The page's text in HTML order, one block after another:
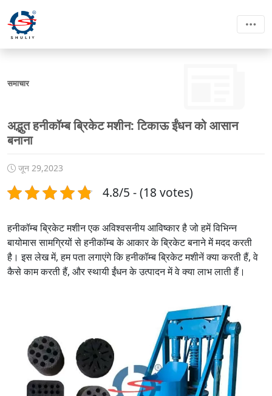
समाचार
अद्भुत हनीकॉम्ब ब्रिकेट मशीन: टिकाऊ ईंधन को आसान
बनाना
जून 29,2023
4.8/5 - (18 votes)
हनीकॉम्ब ब्रिकेट मशीन एक अविश्वसनीय आविष्कार है जो हमें विभिन्न
बायोमास सामग्रियों से हनीकॉम्ब के आकार के ब्रिकेट बनाने में मदद करती
है। इस लेख में, हम पता लगाएंगे कि हनीकॉम्ब ब्रिकेट मशीनें क्या करती हैं, वे
कैसे काम करती हैं, और स्थायी ईंधन के उत्पादन में वे क्या लाभ लाती हैं।